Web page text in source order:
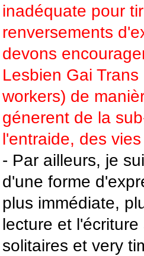
inadéquate pour
renversements
devons
Lesbien Gai
workers) de
génerent de la
l'entraide, des
- Par ailleurs, je
d'une forme
plus immédiate,
lecture et
solitaires et very